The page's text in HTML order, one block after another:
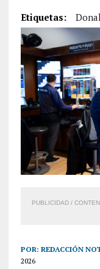
Etiquetas:
PUBLICIDAD /
POR: REDACCIÓN
2026